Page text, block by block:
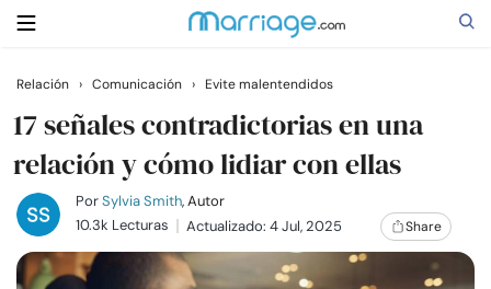
Buscar
Casarse
Relaciones
Relación › Comunicación › Evite malentendidos
17 señales contradictorias en una
relación y cómo lidiar con ellas
PorSylvia Smith, Autor
10.3k Lecturas
Actualizado: 4 Jul, 2025 Share